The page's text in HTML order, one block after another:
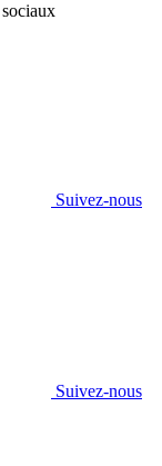
Suivez-nous
Suivez-nous